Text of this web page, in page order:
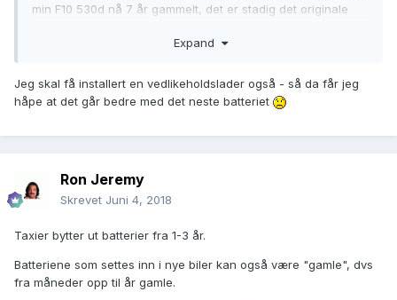
min F10 530d nå 7 år gammelt, det er stadig det originale
vedlikeholds ladet den, likevel har det vist seg å være ett
bare forebyggende tiltak😀
Expand
Jeg skal få installert en vedlikeholdslader også - så da får jeg
håpe at det går bedre med det neste batteriet
Ron Jeremy
Skrevet Juni 4, 2018
Taxier bytter ut batterier fra 1-3 år.
Batteriene som settes inn i nye biler kan også være "gamle", dvs
fra måneder opp til år gamle.